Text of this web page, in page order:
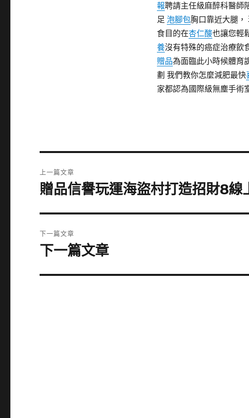
報聘請主任級麻醉科醫師
足 泡腳包胸口靠近大腿，
食目的在杏仁酸也讓您輕
養沒有特殊的癌症治療飲
贈品為面臨此小時候體育
劃 我們教你怎麼減肥最快
家都認為國際級無塵手術
章
上一篇文章
上
篇
文
章:
贈品信譽玩運海盜村打造招財8
下一篇文章
下
篇
下一篇文章